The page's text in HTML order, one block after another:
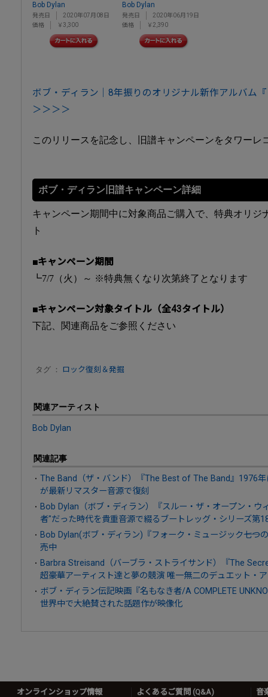
Bob Dylan
発売日
2020年07月08日
価格
￥3,300
Bob Dylan
発売日
2020年06月19日
価格
￥2,390
ボブ・ディラン｜8年振りのオリジナル新作アルバム
＞＞＞＞
このリリースを記念し、旧譜キャンペーンをタワーレ
ボブ・ディラン旧譜キャンペーン詳細
キャンペーン期間中に対象商品ご購入で、特典オリジ
ト
■キャンペーン期間
┗7/7（火）～ ※特典無くなり次第終了となります
■キャンペーン対象タイトル（全43タイトル）
下記、関連商品をご参照ください
タグ ： ロック復刻＆発掘
関連アーティスト
Bob Dylan
関連記事
The Band（ザ・バンド）『The Best of The Band』1976
が最新リマスター音源で復刻
Bob Dylan（ボブ・ディラン）『スルー・ザ・オープン・ウ
者"だった時代を貴重音源で綴るブートレッグ・シリーズ第
Bob Dylan(ボブ・ディラン)『フォーク・ミュージック――七つ
売中
Barbra Streisand（バーブラ・ストライサンド）『The
超豪華アーティスト達と夢の競演 唯一無二のデュエット・
ボブ・ディラン伝記映画『名もなき者/A COMPLETE
世界中で大絶賛された話題作が映像化
オンラインショップ情報 よくあるご質問 (Q&A) 音